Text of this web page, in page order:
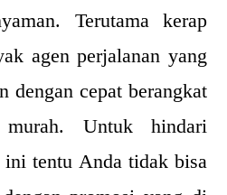
Terutama kerap
agen perjalanan yang
dengan cepat berangkat
Untuk hindari
ini tentu Anda tidak bisa